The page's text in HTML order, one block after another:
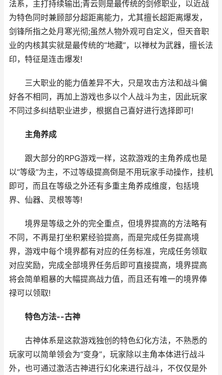
法系，主打持续输出;青云则是最传统的剑修职业，以近战
为特色同时兼顾部分超距离能力，尤其擅长超距离爆发，
剑锋所指之处月寒光彻;虽然人物外观可自定义，但天音职
业的内核其实就是最传统的“地藏”，以禅杖为武器，擅长法
印，特征是连击爆发!
三大职业的能力值差异不大，只是攻击方法和战斗偏
好各不相同，再加上游戏也多以个人战斗为主，因此玩家
不同过多纠结职业进步，根据自己喜好进行选择即可!
主角养成
跟大部分的RPG游戏一样，这款游戏的主角养成也是
以“等级”为主，不过等级提高倒是不用玩家手动操作，挂机
即可，而且在等级之外还有多重主角养成维度，包括境
界、仙器、灵根等等!
境界是等级之外的完全重点，但境界提高的方法略有
不同，不再是打坐积累经验提高，而是完成任务提高境
界，游戏中每个境界都有对应的任务标准，完成任务领取
对应奖励，完成全部境界任务后即可直接提高，境界提高
将会简单粗暴的大幅提高战力值，而且还有唯一的境界俸
禄可以领取!
特色方法--古神
古神体系是这款游戏独创的特色幻化方法，不熟悉的
玩家可以简单领会为“变身”，玩家除以主角本体进行战斗
外，也可通过激活古神进行幻化来进行战斗，不仅仅是外